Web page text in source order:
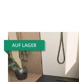
AUF LAGER